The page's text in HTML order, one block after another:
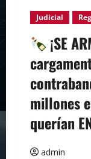
Judicial
¡SE
millones
querían
admin